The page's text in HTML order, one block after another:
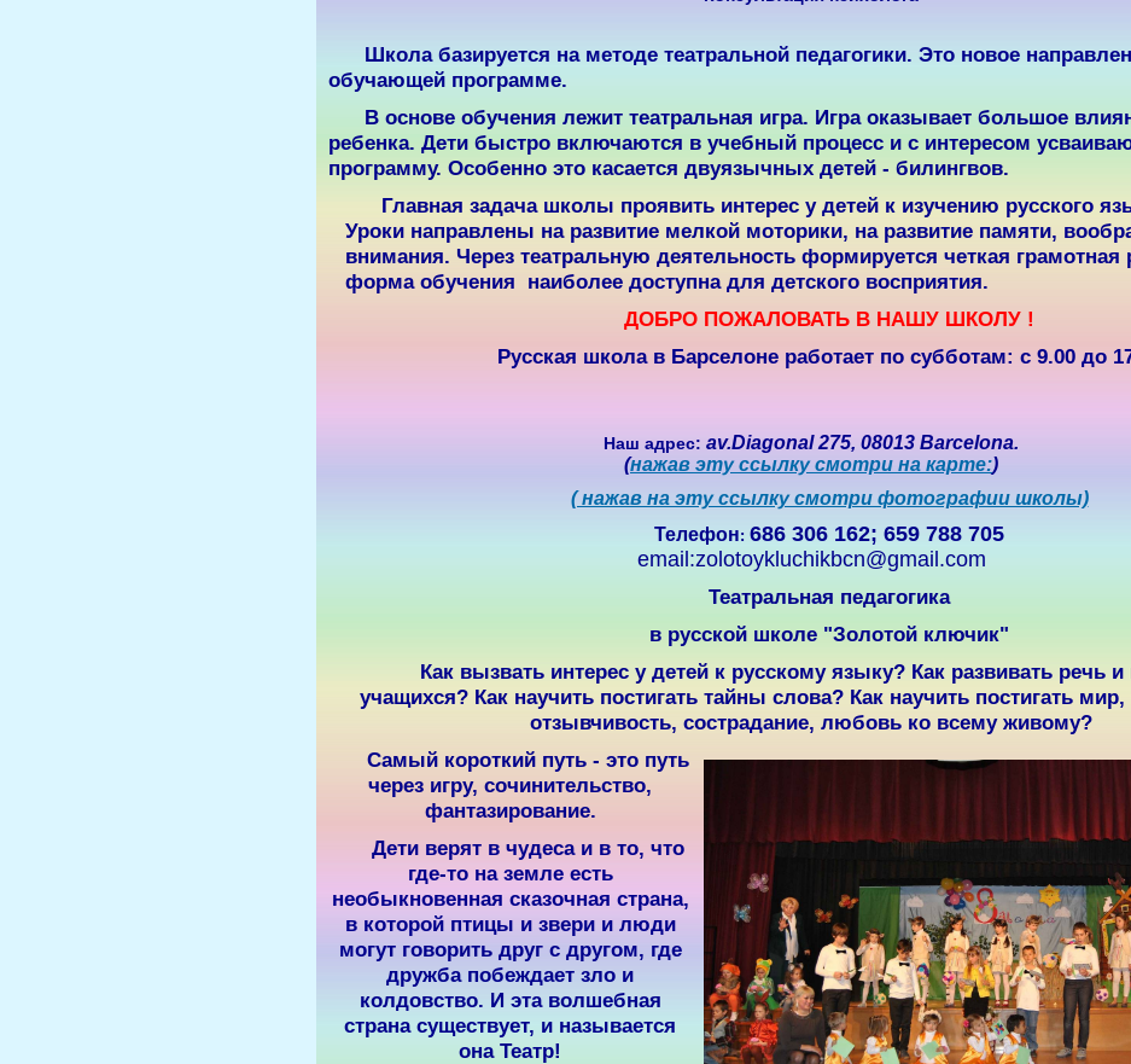
Школа базируется на методе театральной педагогики. Это новое
обучающей программе.
В основе обучения лежит театральная игра. Игра оказывает большое
ребенка. Дети быстро включаются в учебный процесс и с интересом
программу. Особенно это касается двуязычных детей - билингвов.
Главная задача школы проявить интерес у детей к изучению русского
Уроки направлены на развитие мелкой моторики, на развитие памяти,
внимания. Через театральную деятельность формируется четкая грамотная
форма обучения наиболее доступна для детского восприятия.
ДОБРО ПОЖАЛОВАТЬ В НАШУ ШКОЛУ !
Русская школа в Барселоне работает по субботам: с 9.00 до
Наш адрес: av.Diagonal 275, 08013 Barcelona.
(нажав эту ссылку смотри на карте:)
( нажав на эту ссылку смотри фотографии школы)
Телефон: 686 306 162; 659 788 705
email:zolotoykluchikbcn@gmail.com
Театральная педагогика
в русской школе "Золотой ключик"
Как вызвать интерес у детей к русскому языку? Как развивать речь
учащихся? Как научить постигать тайны слова? Как научить постигать
отзывчивость, сострадание, любовь ко всему живому?
Самый короткий путь - это путь
через игру, сочинительство,
фантазирование.
Дети верят в чудеса и в то, что
где-то на земле есть
необыкновенная сказочная страна,
в которой птицы и звери и люди
могут говорить друг с другом, где
дружба побеждает зло и
колдовство. И эта волшебная
страна существует, и называется
она Театр!